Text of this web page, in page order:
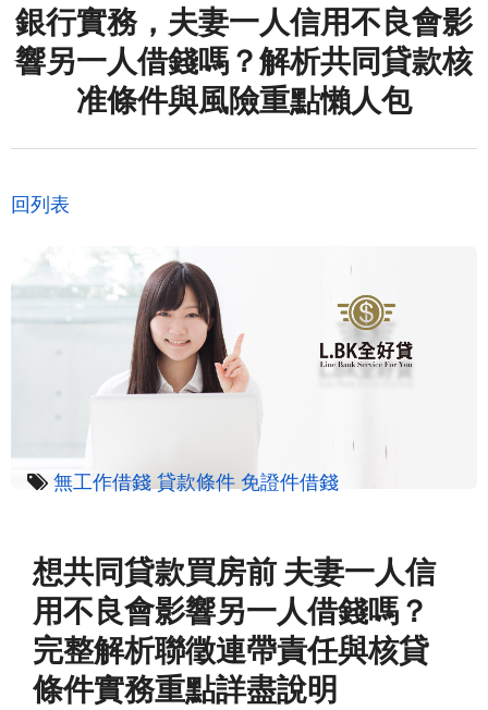
銀行實務，夫妻一人信用不良會影
響另一人借錢嗎？解析共同貸款核
准條件與風險重點懶人包
回列表
無工作借錢 貸款條件 免證件借錢
想共同貸款買房前 夫妻一人信
用不良會影響另一人借錢嗎？
完整解析聯徵連帶責任與核貸
條件實務重點詳盡說明